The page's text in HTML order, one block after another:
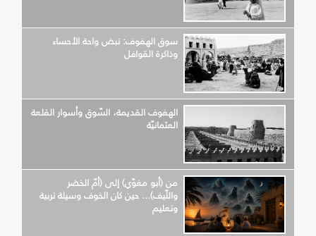
سوق الهفوف: نبض واحة الأحساء
وذاكرة القوافل
الهفوف القديمة، السّوق وأسوار القلعة
العثمانيّة
من (أبو مغوّي) إلى (أمّ الخضر
واللّيف)... حين كان الخوف وسيلة تربية
وتعليم